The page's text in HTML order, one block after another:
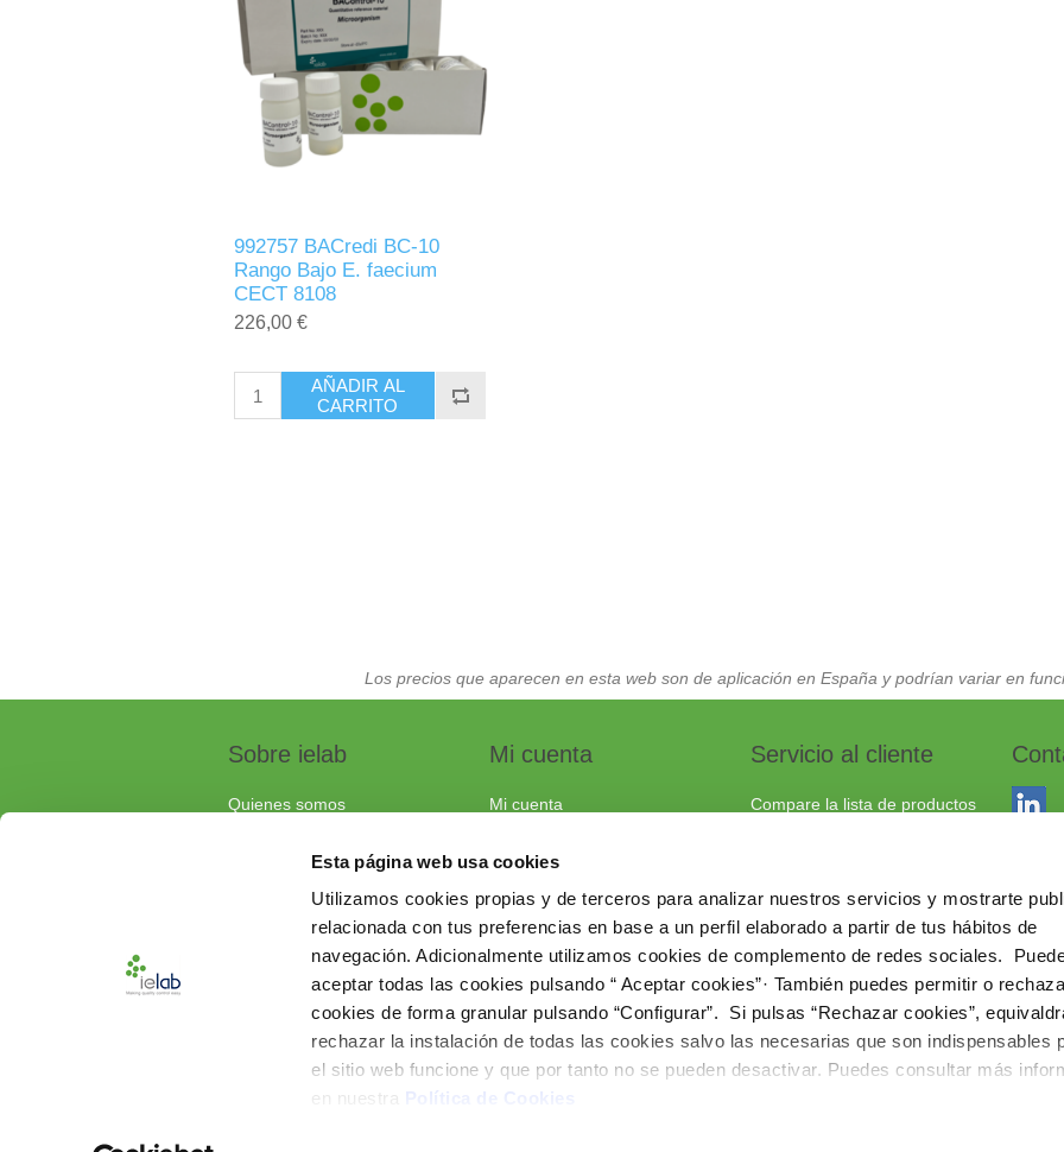
Esta página web usa cookies
Utilizamos cookies propias y de terceros para analizar nuestros servicios y mostrarte
relacionada con tus preferencias en base a un perfil elaborado a partir de tus hábitos de
navegación. Adicionalmente utilizamos cookies de complemento de redes sociales.
aceptar todas las cookies pulsando “ Aceptar cookies”· También puedes permitir o
cookies de forma granular pulsando “Configurar”. Si pulsas “Rechazar cookies”,
rechazar la instalación de todas las cookies salvo las necesarias que son indispensables
el sitio web funcione y que por tanto no se pueden desactivar. Puedes consultar más
en nuestra Política de Cookies
992757 BACredi BC-10
Rango Bajo E. faecium
CECT 8108
226,00 €
AÑADIR AL
CARRITO
Los precios que aparecen en esta web son de aplicación en España y podrían variar en
Sobre ielab
Quienes somos
Soluciones a medida
Contacta con nosotros
Documentos de interés
Preguntas frecuentes
Mi cuenta
Mi cuenta
Servicio al cliente
Compare la lista de productos
Aviso Legal
Política de privacidad
+34